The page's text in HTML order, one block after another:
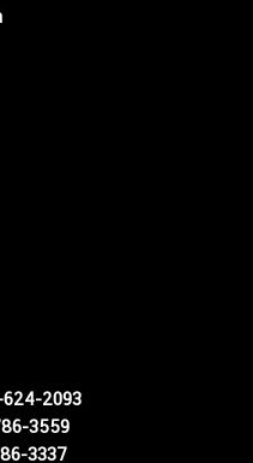
2093
3559
3337